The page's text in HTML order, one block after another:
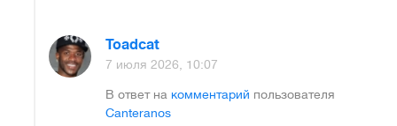
Toadcat
7 июля 2026, 10:07
В ответ на комментарий пользователя
Canteranos